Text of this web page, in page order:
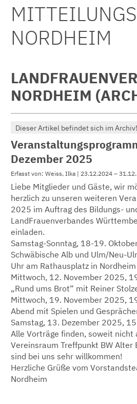
NORDHEIM
NORDHEIM
Dieser Artikel befindet sich im Archiv!
Dezember 2025
Erfasst von: Weiss, Ilka | 23.12.2024 –
Liebe Mitglieder und Gäste, wir
herzlich zu unseren weiteren
2025 im Auftrag des Bildungs-
LandFrauenverbandes
einladen.
Samstag-Sonntag, 18-19.
Schwäbische Alb und Ulm/Neu-
Uhr am Rathausplatz in
Mittwoch, 12. November 2025,
„Rund ums Brot“ mit Reiner
Mittwoch, 19. November 2025,
Abend mit Spielen und
Samstag, 13. Dezember 2025,
Alle Vorträge finden, soweit nicht
Vereinsraum Treffpunkt BW Alter
sind bei uns sehr willkommen!
Herzliche Grüße vom
Nordheim